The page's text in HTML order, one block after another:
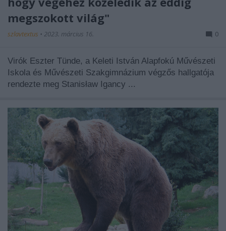
megszokott világ"
szlavtextus • 2023. március 16. 0
Virók Eszter Tünde, a Keleti István Alapfokú Művészeti
Iskola és Művészeti Szakgimnázium végzős hallgatója
rendezte meg Stanisław Igancy ...